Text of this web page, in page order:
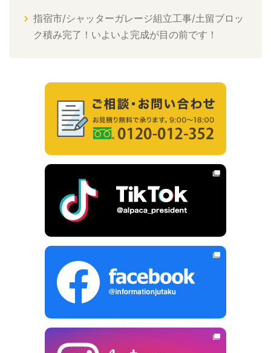
指宿市/シャッターガレージ組立工事/土留ブロッ
ク積み完了！いよいよ完成が目の前です！